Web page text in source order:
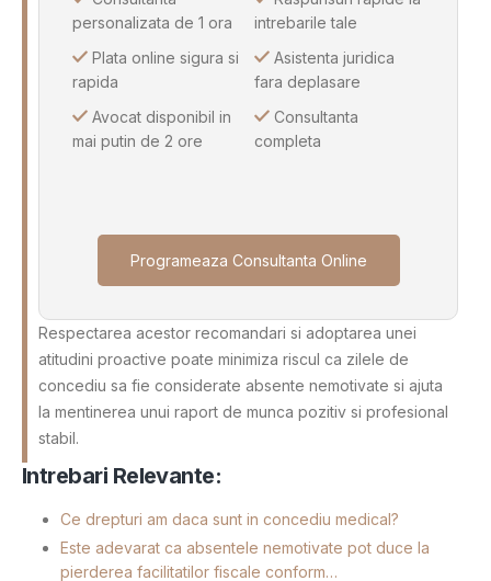
personalizata de 1 ora
Plata online sigura si
rapida
Avocat disponibil in
mai putin de 2 ore
intrebarile tale
Asistenta juridica
fara deplasare
Consultanta
completa
Programeaza Consultanta Online
Respectarea acestor recomandari si adoptarea unei
atitudini proactive poate minimiza riscul ca zilele de
concediu sa fie considerate absente nemotivate si ajuta
la mentinerea unui raport de munca pozitiv si profesional
stabil.
Intrebari Relevante:
Ce drepturi am daca sunt in concediu medical?
Este adevarat ca absentele nemotivate pot duce la
pierderea facilitatilor fiscale conform…